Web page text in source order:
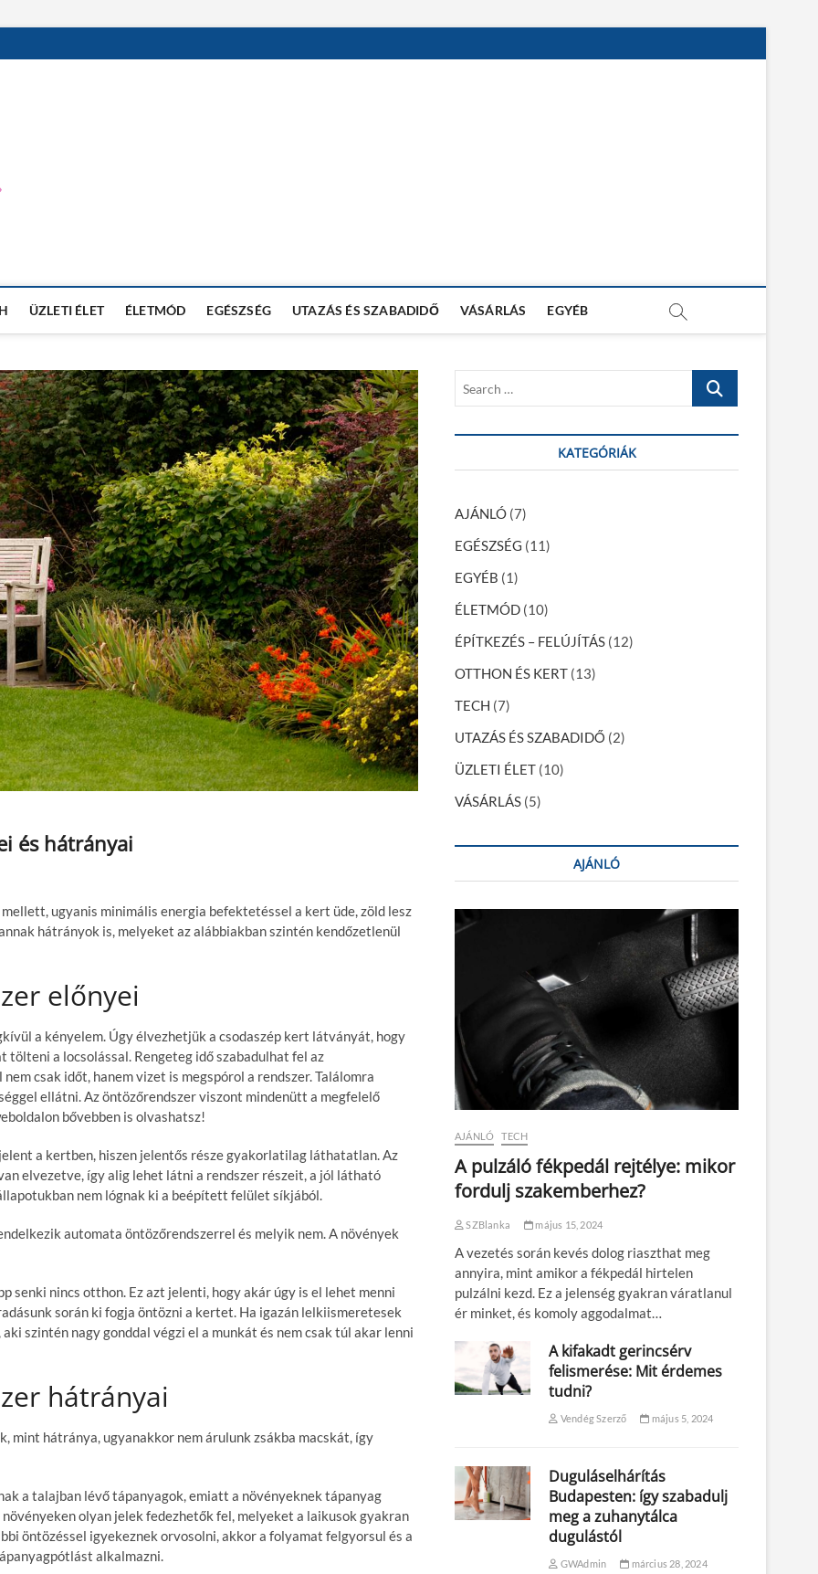
ÜZLETI ÉLET ÉLETMÓD EGÉSZSÉG UTAZÁS ÉS SZABADIDŐ VÁSÁRLÁS EGYÉB
és hátrányai
ugyanis minimális energia befektetéssel a kert üde, zöld lesz
hátrányok is, melyeket az alábbiakban szintén kendőzetlenül
előnyei
a kényelem. Úgy élvezhetjük a csodaszép kert látványát, hogy
a locsolással. Rengeteg idő szabadulhat fel az
csak időt, hanem vizet is megspórol a rendszer. Találomra
ellátni. Az öntözőrendszer viszont mindenütt a megfelelő
bővebben is olvashatsz!
a kertben, hiszen jelentős része gyakorlatilag láthatatlan. Az
elvezetve, így alig lehet látni a rendszer részeit, a jól látható
nem lógnak ki a beépített felület síkjából.
automata öntözőrendszerrel és melyik nem. A növények
senki nincs otthon. Ez azt jelenti, hogy akár úgy is el lehet menni
során ki fogja öntözni a kertet. Ha igazán lelkiismeretesek
szintén nagy gonddal végzi el a munkát és nem csak túl akar lenni
hátrányai
mint hátránya, ugyanakkor nem árulunk zsákba macskát, így
a talajban lévő tápanyagok, emiatt a növényeknek tápanyag
olyan jelek fedezhetők fel, melyeket a laikusok gyakran
öntözéssel igyekeznek orvosolni, akkor a folyamat felgyorsul és a
alkalmazni.
r
KATEGÓRIÁK
AJÁNLÓ (7)
EGÉSZSÉG (11)
EGYÉB (1)
ÉLETMÓD (10)
ÉPÍTKEZÉS – FELÚJÍTÁS (12)
OTTHON ÉS KERT (13)
TECH (7)
UTAZÁS ÉS SZABADIDŐ (2)
ÜZLETI ÉLET (10)
VÁSÁRLÁS (5)
AJÁNLÓ
AJÁNLÓ TECH
A pulzáló fékpedál rejtélye: mikor
fordulj szakemberhez?
SZBlanka május 15, 2024
A vezetés során kevés dolog riaszthat meg
annyira, mint amikor a fékpedál hirtelen
pulzálni kezd. Ez a jelenség gyakran váratlanul
ér minket, és komoly aggodalmat…
A kifakadt gerincsérv
felismerése: Mit érdemes
tudni?
Vendég Szerző május 5, 2024
Duguláselhárítás
Budapesten: így szabadulj
meg a zuhanytálca
dugulástól
GWAdmin március 28, 2024